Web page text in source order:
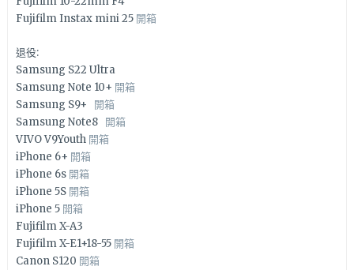
Fujifilm Instax mini 25 開箱
退役:
Samsung S22 Ultra
Samsung Note 10+ 開箱
Samsung S9+ 開箱
Samsung Note8 開箱
VIVO V9Youth 開箱
iPhone 6+ 開箱
iPhone 6s 開箱
iPhone 5S 開箱
iPhone 5 開箱
Fujifilm X-A3
Fujifilm X-E1+18-55 開箱
Canon S120 開箱